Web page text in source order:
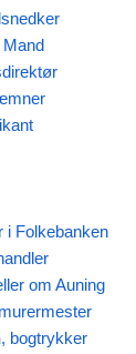
Mand
i Folkebanken
om Auning
, bogtrykker